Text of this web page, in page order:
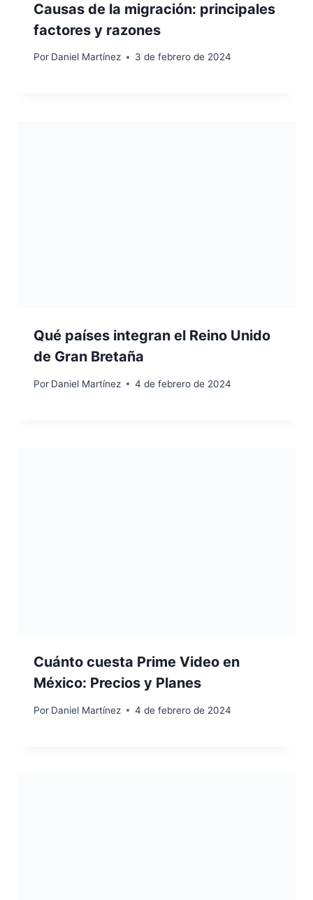
Causas de la migración: principales
factores y razones
Por Daniel Martínez 3 de febrero de 2024
Qué países integran el Reino Unido
de Gran Bretaña
Por Daniel Martínez 4 de febrero de 2024
Cuánto cuesta Prime Video en
México: Precios y Planes
Por Daniel Martínez 4 de febrero de 2024